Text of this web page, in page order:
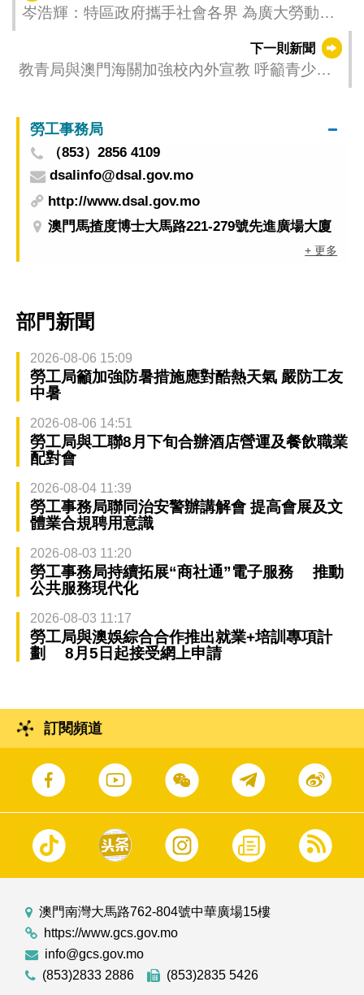
岑浩輝：特區政府攜手社會各界 為廣大勞動者
下一則新聞
教青局與澳門海關加強校內外宣教 呼籲青少年
勞工事務局
（853）2856 4109
dsalinfo@dsal.gov.mo
http://www.dsal.gov.mo
澳門馬揸度博士大馬路221-279號先進廣場大廈
+ 更多
部門新聞
2026-08-06 15:09
勞工局籲加強防暑措施應對酷熱天氣 嚴防工友
中暑
2026-08-06 14:51
勞工局與工聯8月下旬合辦酒店營運及餐飲職業
配對會
2026-08-04 11:39
勞工事務局聯同治安警辦講解會 提高會展及文
體業合規聘用意識
2026-08-03 11:20
勞工事務局持續拓展“商社通”電子服務 推動
公共服務現代化
2026-08-03 11:17
勞工局與澳娛綜合合作推出就業+培訓專項計
劃 8月5日起接受網上申請
訂閱頻道
澳門南灣大馬路762-804號中華廣場15樓
https://www.gcs.gov.mo
info@gcs.gov.mo
(853)2833 2886
(853)2835 5426